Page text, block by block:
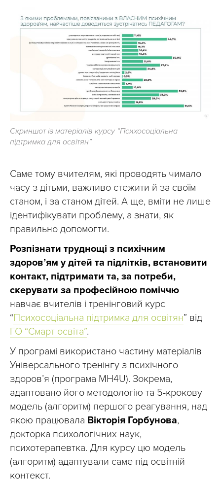
Скриншот із матеріалів курсу “Психосоціальна
підтримка для освітян”
Саме тому вчителям, які проводять чимало
часу з дітьми, важливо стежити й за своїм
станом, і за станом дітей. А ще, вміти не лише
ідентифікувати проблему, а знати, як
правильно допомогти.
Розпізнати труднощі з психічним
здоров’ям у дітей та підлітків, встановити
контакт, підтримати та, за потреби,
скерувати за професійною поміччю
навчає вчителів і тренінговий курс
“Психосоціальна підтримка для освітян” від
ГО “Смарт освіта”.
У програмі використано частину матеріалів
Універсального тренінгу з психічного
здоровʼя (програма МН4U). Зокрема,
адаптовано його методологію та 5-крокову
модель (алгоритм) першого реагування, над
якою працювала Вікторія Горбунова,
докторка психологічних наук,
психотерапевтка. Для курсу цю модель
(алгоритм) адаптували саме під освітній
контекст.